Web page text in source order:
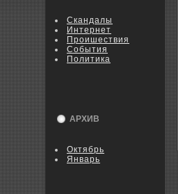
Скандалы
Интернет
Пpoишествия
События
Политика
АРХИВ
Октябрь
Январь